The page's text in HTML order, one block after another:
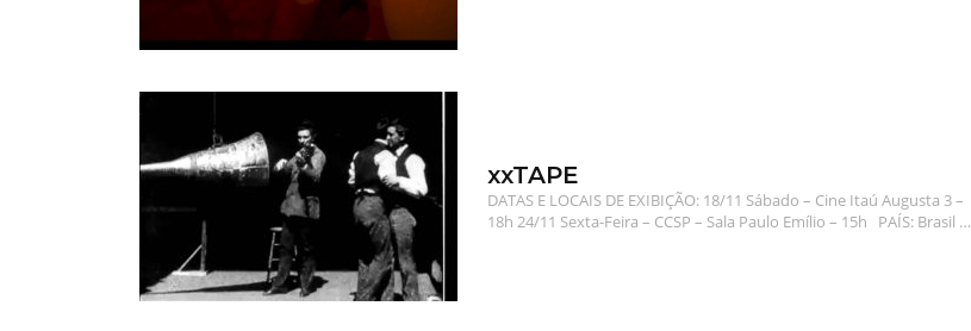
xxTAPE
DATAS E LOCAIS DE EXIBIÇÃO: 18/11 Sábado – Cine Itaú Augusta 3 –
18h 24/11 Sexta-Feira – CCSP – Sala Paulo Emílio – 15h PAÍS: Brasil …